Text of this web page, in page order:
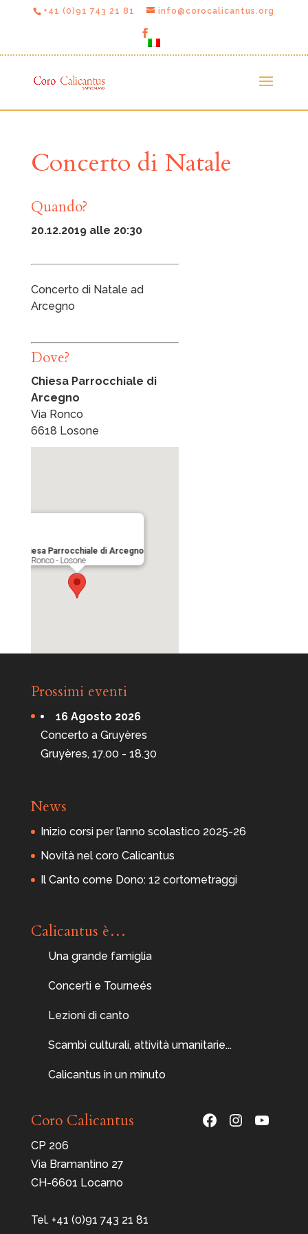
+41 (0)91 743 21 81 info@corocalicantus.org
Concerto di Natale
Quando?
20.12.2019 alle 20:30
Concerto di Natale ad
Arcegno
Dove?
Chiesa Parrocchiale di
Arcegno
Via Ronco
6618 Losone
Chiesa Parrocchiale di Arcegno
Via Ronco - Losone
Prossimi eventi
16 Agosto 2026
Concerto a Gruyères
Gruyères, 17.00 - 18.30
News
Inizio corsi per l’anno scolastico 2025-26
Novità nel coro Calicantus
Il Canto come Dono: 12 cortometraggi
Calicantus è…
Una grande famiglia
Concerti e Tourneés
Lezioni di canto
Scambi culturali, attività umanitarie...
Calicantus in un minuto
Coro Calicantus
CP 206
Via Bramantino 27
CH-6601 Locarno
Tel. +41 (0)91 743 21 81
Facebook
Instagram